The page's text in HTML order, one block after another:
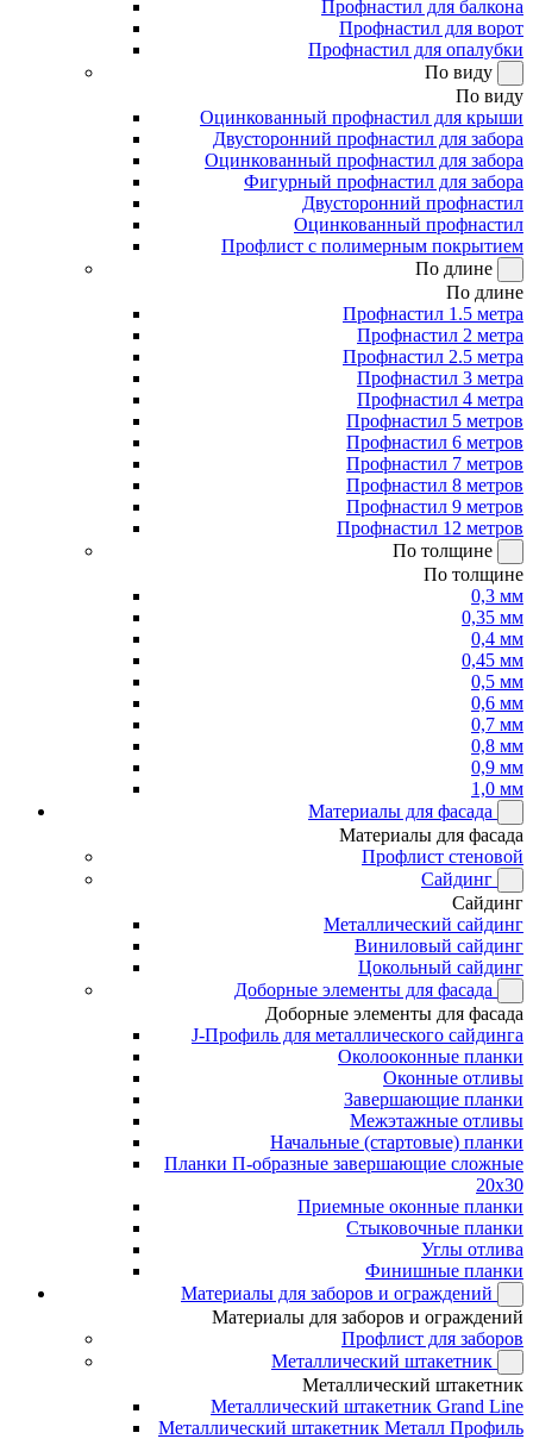
Профнастил для балкона
Профнастил для ворот
Профнастил для опалубки
По виду
По виду
Оцинкованный профнастил для крыши
Двусторонний профнастил для забора
Оцинкованный профнастил для забора
Фигурный профнастил для забора
Двусторонний профнастил
Оцинкованный профнастил
Профлист с полимерным покрытием
По длине
По длине
Профнастил 1.5 метра
Профнастил 2 метра
Профнастил 2.5 метра
Профнастил 3 метра
Профнастил 4 метра
Профнастил 5 метров
Профнастил 6 метров
Профнастил 7 метров
Профнастил 8 метров
Профнастил 9 метров
Профнастил 12 метров
По толщине
По толщине
0,3 мм
0,35 мм
0,4 мм
0,45 мм
0,5 мм
0,6 мм
0,7 мм
0,8 мм
0,9 мм
1,0 мм
Материалы для фасада
Материалы для фасада
Профлист стеновой
Сайдинг
Сайдинг
Металлический сайдинг
Виниловый сайдинг
Цокольный сайдинг
Доборные элементы для фасада
Доборные элементы для фасада
J-Профиль для металлического сайдинга
Околооконные планки
Оконные отливы
Завершающие планки
Межэтажные отливы
Начальные (стартовые) планки
Планки П-образные завершающие сложные
20x30
Приемные оконные планки
Стыковочные планки
Углы отлива
Финишные планки
Материалы для заборов и ограждений
Материалы для заборов и ограждений
Профлист для заборов
Металлический штакетник
Металлический штакетник
Металлический штакетник Grand Line
Металлический штакетник Металл Профиль